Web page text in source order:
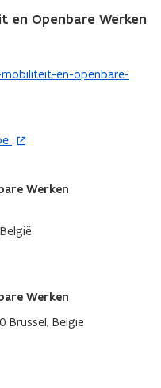
en Openbare Werken
en-openbare-
Werken
Werken
Brussel, België